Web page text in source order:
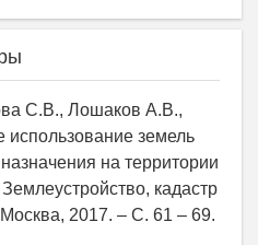
С.В., Лошаков А.В.,
земель
на территории
кадастр
2017. – С. 61 – 69.